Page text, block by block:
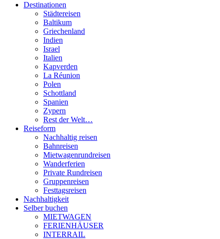
Destinationen
Städtereisen
Baltikum
Griechenland
Indien
Israel
Italien
Kapverden
La Réunion
Polen
Schottland
Spanien
Zypern
Rest der Welt…
Reiseform
Nachhaltig reisen
Bahnreisen
Mietwagenrundreisen
Wanderferien
Private Rundreisen
Gruppenreisen
Festtagsreisen
Nachhaltigkeit
Selber buchen
MIETWAGEN
FERIENHÄUSER
INTERRAIL